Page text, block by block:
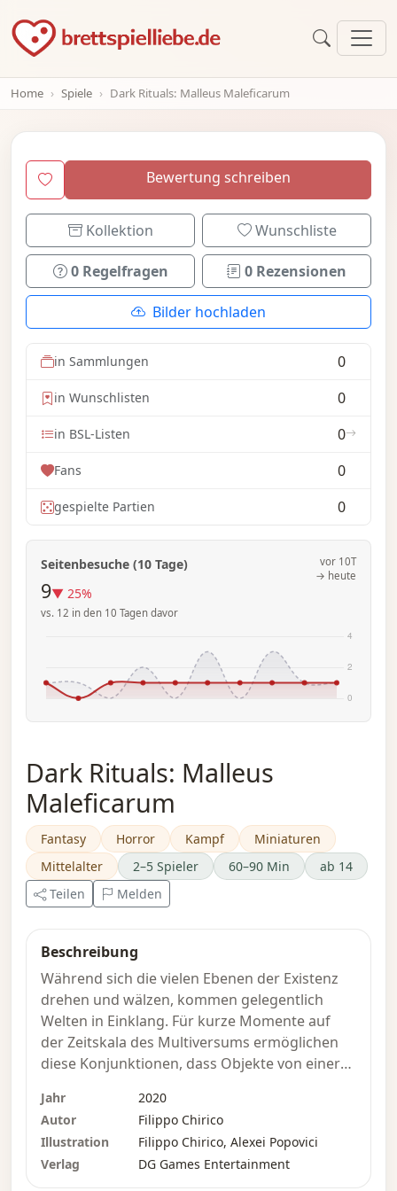
Home Spiele Dark Rituals: Malleus Maleficarum
Bewertung schreiben
Kollektion Wunschliste
0 Regelfragen 0 Rezensionen
Bilder hochladen
in Sammlungen 0
in Wunschlisten 0
in BSL-Listen 0
Fans 0
gespielte Partien 0
Seitenbesuche (10 Tage)
9▼ 25%
vs. 12 in den 10 Tagen davor
vor 10T
→ heute
Dark Rituals: Malleus
Maleficarum
Fantasy Horror Kampf
Miniaturen
Mittelalter
2–5 Spieler 60–90 Min
ab 14
Teilen
Melden
Beschreibung
Während sich die vielen Ebenen der Existenz
drehen und wälzen, kommen gelegentlich
Welten in Einklang. Für kurze Momente auf
der Zeitskala des Multiversums ermöglichen
diese Konjunktionen, dass Objekte von einer
unbemerkt, manchmal Chaos verursachend.
Eine solche Konjunktion ereignete sich
zwischen der Erde und Neemoss während des
Mittelalters. Zwei Dimensionen könnten
Jahr
2020
Autor
Filippo Chirico
Illustration
Filippo Chirico, Alexei Popovici
Verlag
DG Games Entertainment